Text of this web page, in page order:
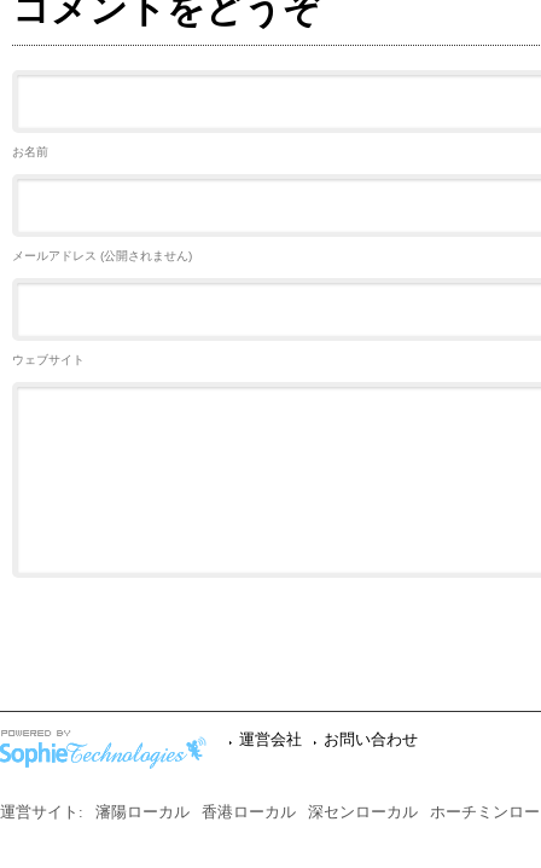
コメントをどうぞ
お名前
メールアドレス (公開されません)
ウェブサイト
運営会社 お問い合わせ
運営サイト: 瀋陽ローカル 香港ローカル 深センローカル ホーチミンロ